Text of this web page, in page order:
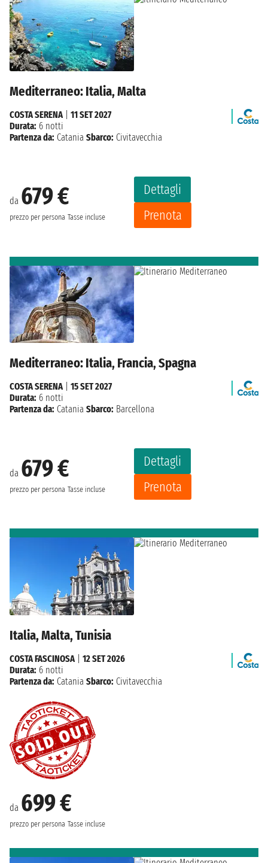
Mediterraneo: Italia, Malta
da 679 €
prezzo per persona Tasse incluse
Dettagli
Prenota
COSTA SERENA| 11 SET 2027
Durata: 6 notti
Partenza da: Catania Sbarco: Civitavecchia
Mediterraneo: Italia, Francia, Spagna
da 679 €
prezzo per persona Tasse incluse
Dettagli
Prenota
COSTA SERENA| 15 SET 2027
Durata: 6 notti
Partenza da: Catania Sbarco: Barcellona
Italia, Malta, Tunisia
da 699 €
prezzo per persona Tasse incluse
COSTA FASCINOSA| 12 SET 2026
Durata: 6 notti
Partenza da: Catania Sbarco: Civitavecchia